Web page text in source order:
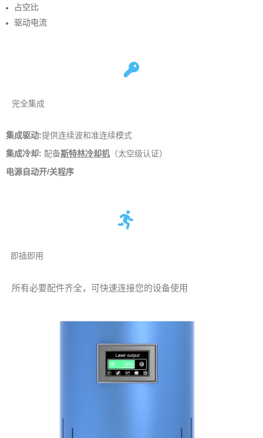
占空比
驱动电流
完全集成
集成驱动:提供连续波和准连续模式
集成冷却: 配备斯特林冷却机（太空级认证）
电源自动开/关程序
即插即用
所有必要配件齐全，可快速连接您的设备使用